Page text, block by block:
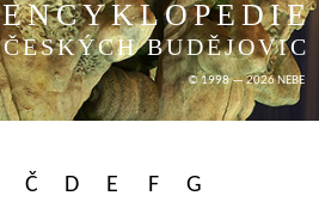
ENCYKLOPEDIE
ČESKÝCH BUDĚJOVIC
© 1998 — 2026 NEBE
Č D E F
G